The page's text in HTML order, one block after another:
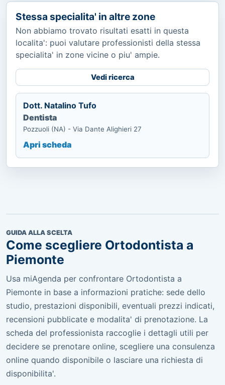
Stessa specialita' in altre zone
Non abbiamo trovato risultati esatti in questa
localita': puoi valutare professionisti della stessa
specialita' in zone vicine o piu' ampie.
Vedi ricerca
Dott. Natalino Tufo
Dentista
Pozzuoli (NA) - Via Dante Alighieri 27
Apri scheda
GUIDA ALLA SCELTA
Come scegliere Ortodontista a
Piemonte
Usa miAgenda per confrontare Ortodontista a
Piemonte in base a informazioni pratiche: sede dello
studio, prestazioni disponibili, eventuali prezzi indicati,
recensioni pubblicate e modalita' di prenotazione. La
scheda del professionista raccoglie i dettagli utili per
decidere se prenotare online, scegliere una consulenza
online quando disponibile o lasciare una richiesta di
disponibilita'.